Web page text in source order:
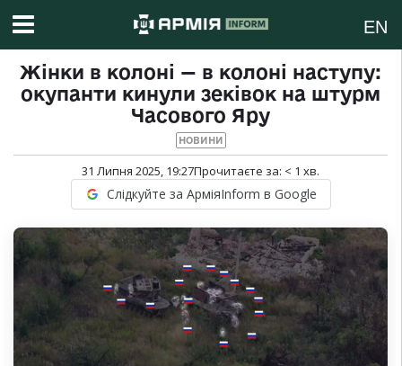
EN
Жінки в колоні — в колоні наступу:
окупанти кинули зеківок на штурм
Часового Яру
НОВИНИ
31 Липня 2025, 19:27Прочитаєте за: < 1 хв.
Слідкуйте за АрміяInform в Google